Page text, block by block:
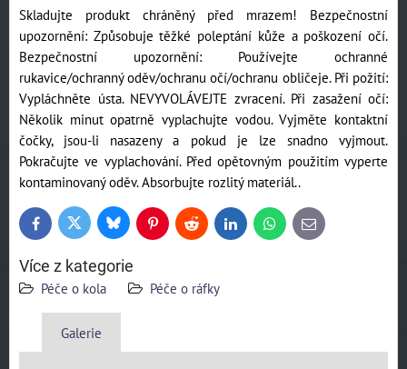
Skladujte produkt chráněný před mrazem! Bezpečnostní
upozornění: Způsobuje těžké poleptání kůže a poškození očí.
Bezpečnostní upozornění: Používejte ochranné
rukavice/ochranný oděv/ochranu očí/ochranu obličeje. Při požití:
Vypláchněte ústa. NEVYVOLÁVEJTE zvracení. Při zasažení očí:
Několik minut opatrně vyplachujte vodou. Vyjměte kontaktní
čočky, jsou-li nasazeny a pokud je lze snadno vyjmout.
Pokračujte ve vyplachování. Před opětovným použitím vyperte
kontaminovaný oděv. Absorbujte rozlitý materiál..
FacebookTwitter BlueskyPinterestReddit LinkedInWhatsApp
E-
mail
Více z kategorie
Péče o kola Péče o ráfky
Galerie